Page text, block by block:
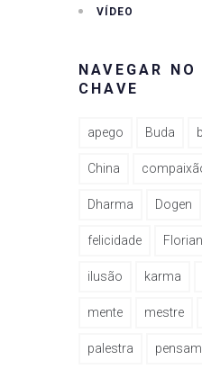
VÍDEO
NAVEGAR
CHAVE
apego Buda
China
Dharma Dogen
felicidade
ilusão karma
mente mestre
palestra